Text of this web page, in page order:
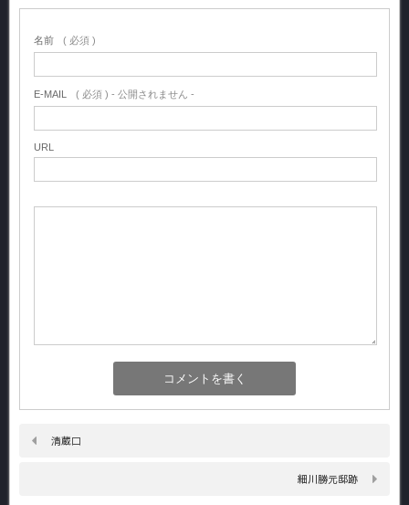
名前 ( 必須 )
E-MAIL ( 必須 ) - 公開されません -
URL
清蔵口
細川勝元邸跡